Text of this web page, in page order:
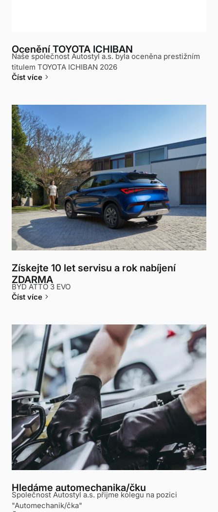
Ocenění TOYOTA ICHIBAN
Naše společnost Autostyl a.s. byla oceněna prestižním
titulem TOYOTA ICHIBAN 2026
Číst více keyboard_arrow_right
Získejte 10 let servisu a rok nabíjení
ZDARMA
BYD ATTO 3 EVO
Číst více keyboard_arrow_right
Hledáme automechanika/čku
Společnost Autostyl a.s. přijme kolegu na pozici
"Automechanik/čka"